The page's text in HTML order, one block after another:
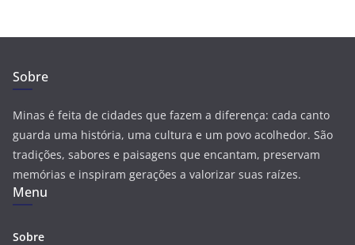
Sobre
Minas é feita de cidades que fazem a diferença: cada canto
guarda uma história, uma cultura e um povo acolhedor. São
tradições, sabores e paisagens que encantam, preservam
memórias e inspiram gerações a valorizar suas raízes.
Menu
Sobre